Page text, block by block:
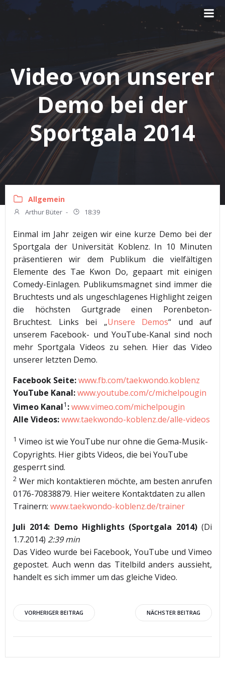
Zum
springen
Video von unserer
Demo bei der
Sportgala 2014
Allgemein
Arthur Büter - 18:39
Einmal im Jahr zeigen wir eine kurze Demo bei der
Sportgala der Universität Koblenz. In 10 Minuten
präsentieren wir dem Publikum die vielfältigen
Elemente des Tae Kwon Do, gepaart mit einigen
Comedy-Einlagen. Publikumsmagnet sind immer die
Bruchtests und als ungeschlagenes Highlight zeigen
die höchsten Gurtgrade einen Porenbeton-
Bruchtest. Links bei „Unsere Demos“ und auf
unserem Facebook- und YouTube-Kanal sind noch
mehr Sportgala Videos zu sehen. Hier das Video
unserer letzten Demo.
Facebook Seite:www.fb.com/taekwondo.koblenz
YouTube Kanal:www.youtube.com/c/michelpougin
Vimeo Kanal1 :www.vimeo.com/michelpougin
Alle Videos:www.taekwondo-koblenz.de/alle-videos
1 Vimeo ist wie YouTube nur ohne die Gema-Musik-
Copyrights. Hier gibts Videos, die bei YouTube
gesperrt sind.
2 Wer mich kontaktieren möchte, am besten anrufen
0176-70838879. Hier weitere Kontaktdaten zu allen
Trainern: www.taekwondo-koblenz.de/trainer
Juli 2014: Demo Highlights (Sportgala 2014) (Di
1.7.2014) 2:39 min
Das Video wurde bei Facebook, YouTube und Vimeo
gepostet. Auch wenn das Titelbild anders aussieht,
handelt es sich immer um das gleiche Video.
Beitragsnavigation
VORHERIGER BEITRAG NÄCHSTER BEITRAG